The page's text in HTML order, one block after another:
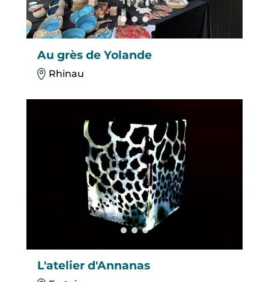
Au grès de Yolande
Rhinau
L'atelier d'Annanas